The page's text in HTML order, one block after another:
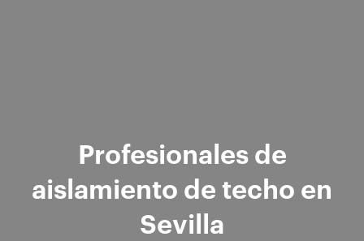
Profesionales de
aislamiento de techo en
Sevilla